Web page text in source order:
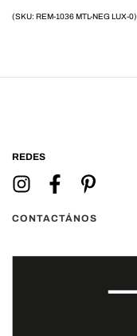
(SKU: REM-1036 MTL-NEG LUX-0)
REDES
CONTACTÁNOS